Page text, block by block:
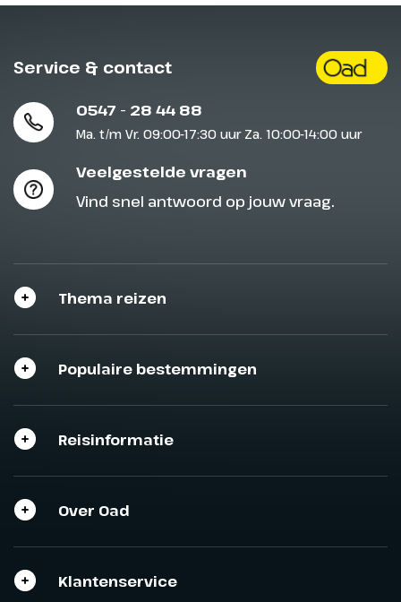
Service & contact
0547 - 28 44 88
Ma. t/m Vr. 09:00-17:30 uur Za. 10:00-14:00 uur
Veelgestelde vragen
Vind snel antwoord op jouw vraag.
Thema reizen
Populaire bestemmingen
Reisinformatie
Over Oad
Klantenservice